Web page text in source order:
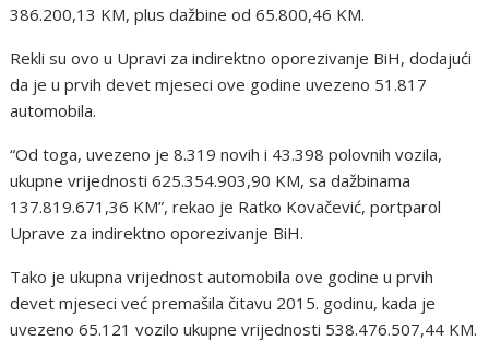
386.200,13 KM, plus dažbine od 65.800,46 KM.
Rekli su ovo u Upravi za indirektno oporezivanje BiH, dodajući
da je u prvih devet mjeseci ove godine uvezeno 51.817
automobila.
“Od toga, uvezeno je 8.319 novih i 43.398 polovnih vozila,
ukupne vrijednosti 625.354.903,90 KM, sa dažbinama
137.819.671,36 KM”, rekao je Ratko Kovačević, portparol
Uprave za indirektno oporezivanje BiH.
Tako je ukupna vrijednost automobila ove godine u prvih
devet mjeseci već premašila čitavu 2015. godinu, kada je
uvezeno 65.121 vozilo ukupne vrijednosti 538.476.507,44 KM.